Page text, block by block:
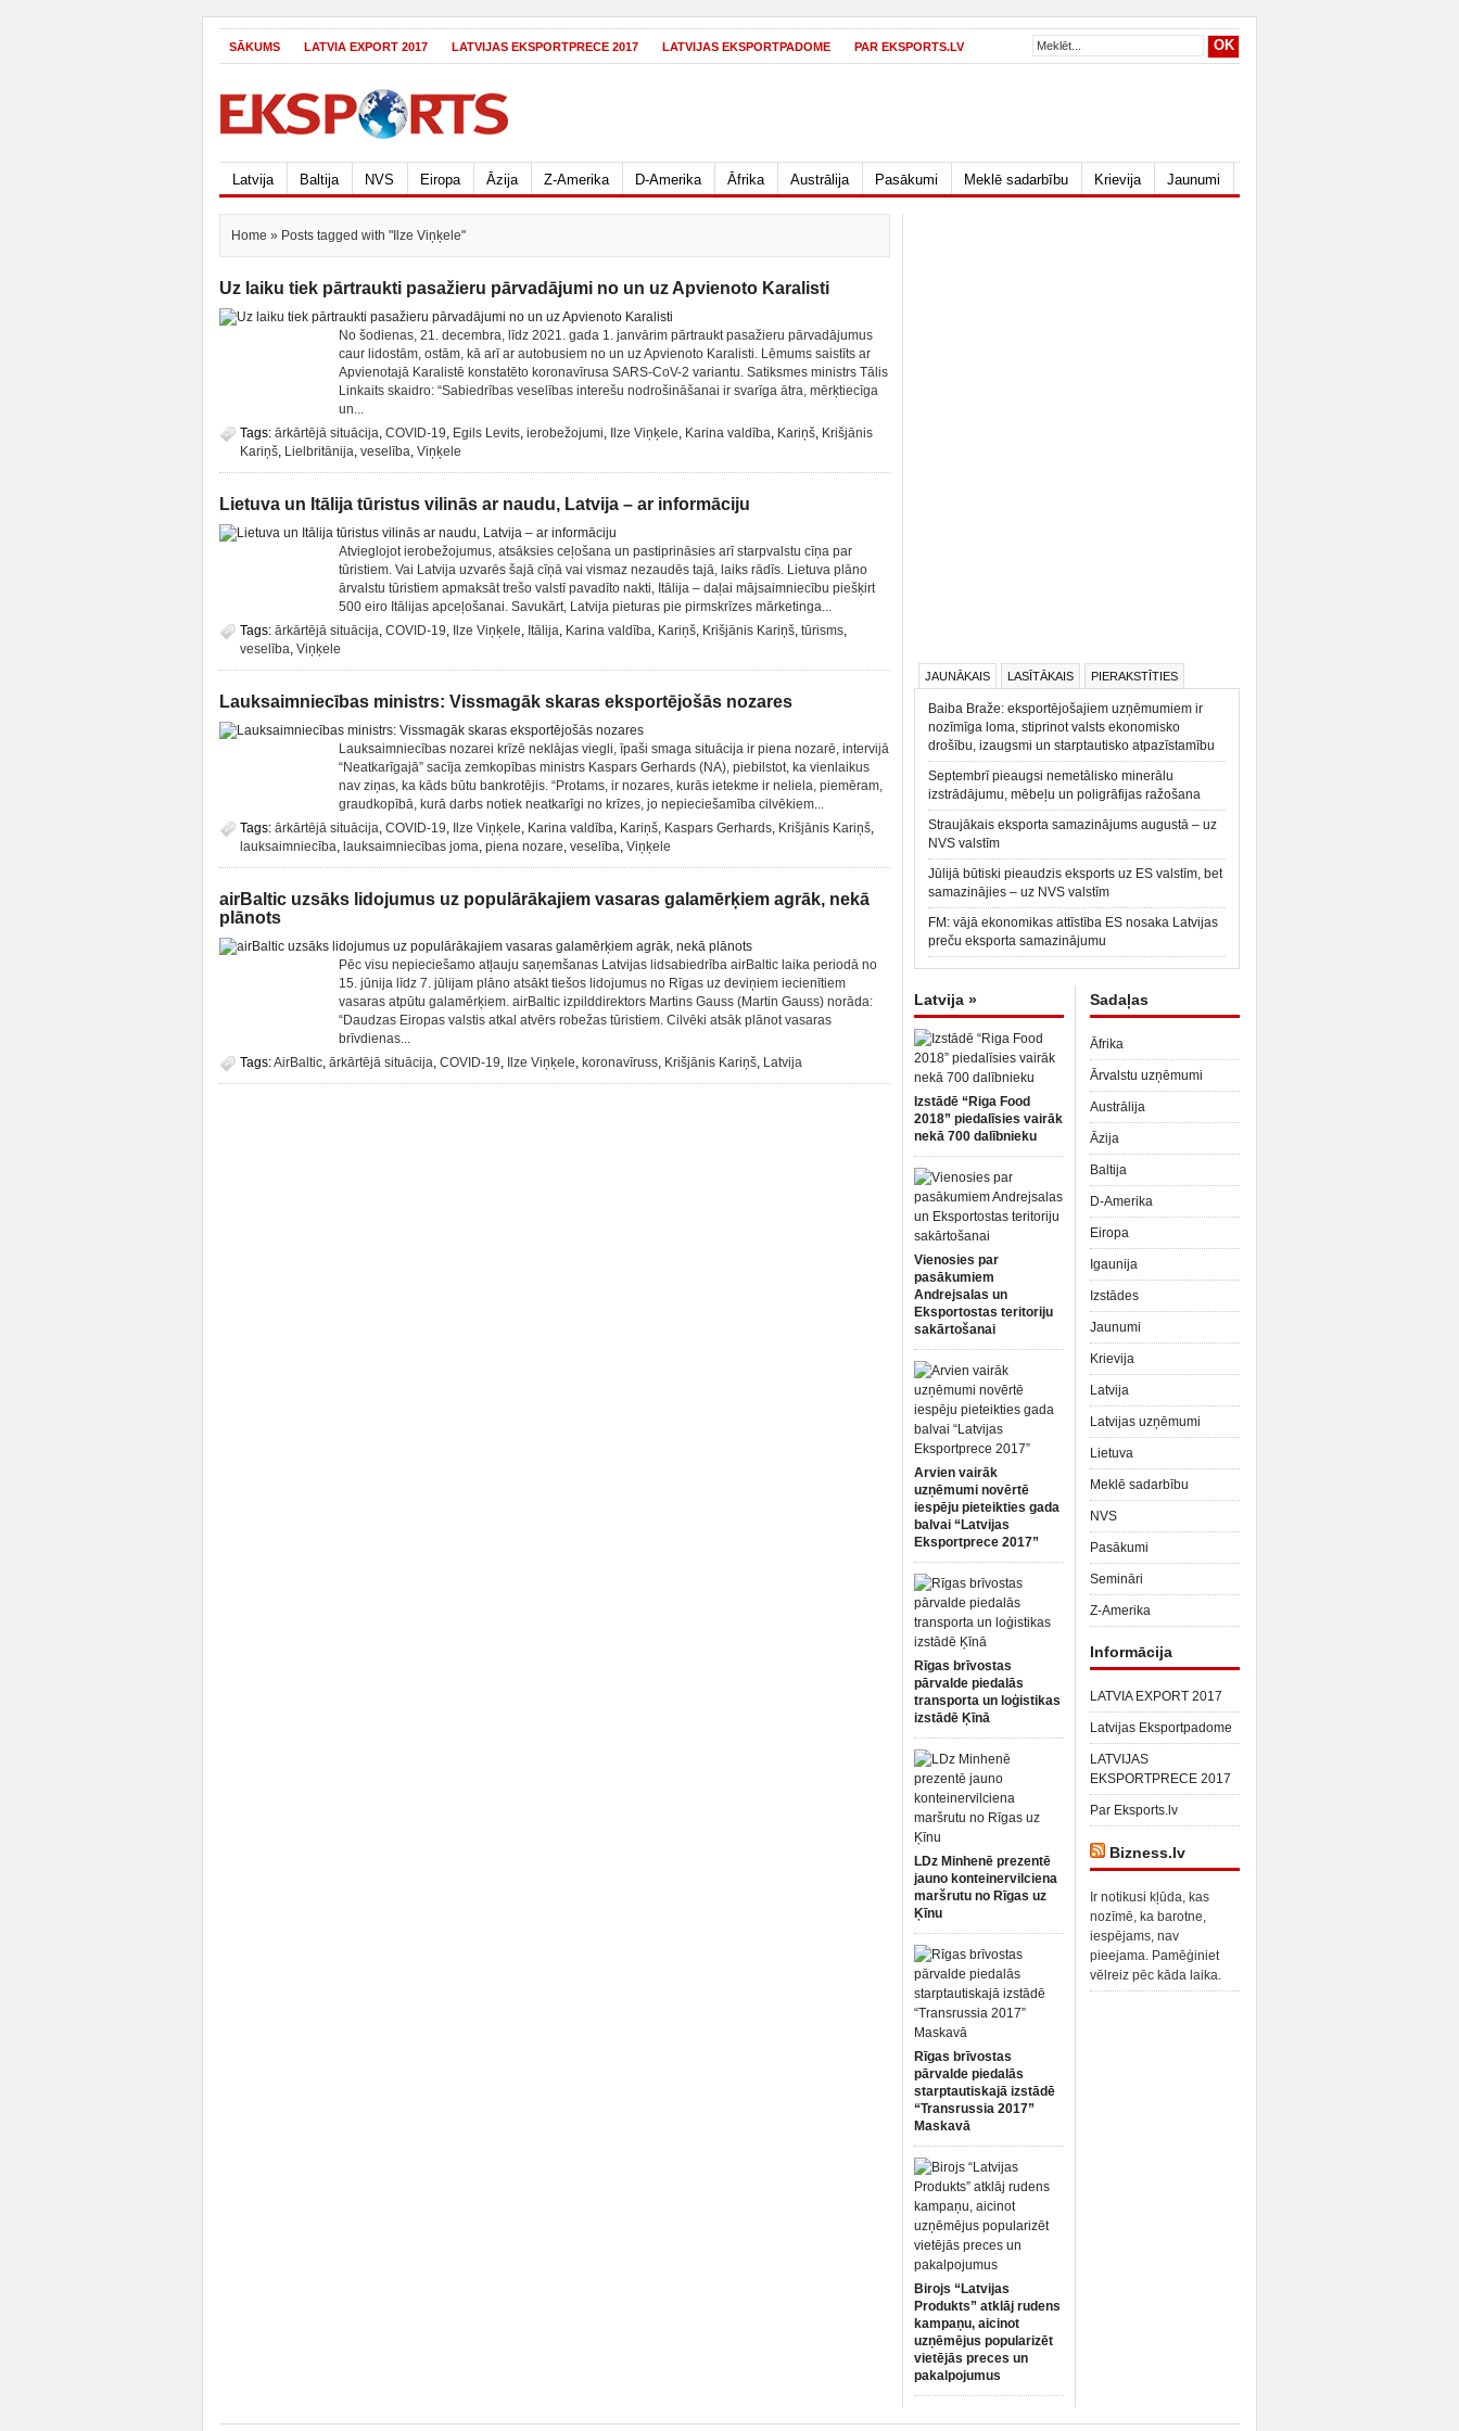
SĀKUMS LATVIA EXPORT 2017 LATVIJAS EKSPORTPRECE 2017 LATVIJAS EKSPORTPADOME PAR EKSPORTS.LV
Latvija Baltija NVS Eiropa Āzija Z-Amerika D-Amerika Āfrika Austrālija Pasākumi Meklē sadarbību Krievija Jaunumi
Home » Posts tagged with "Ilze Viņķele"
Uz laiku tiek pārtraukti pasažieru pārvadājumi no un uz Apvienoto Karalisti
No šodienas, 21. decembra, līdz 2021. gada 1. janvārim pārtraukt pasažieru pārvadājumus
caur lidostām, ostām, kā arī ar autobusiem no un uz Apvienoto Karalisti. Lēmums saistīts ar
Apvienotajā Karalistē konstatēto koronavīrusa SARS-CoV-2 variantu. Satiksmes ministrs Tālis
Linkaits skaidro: “Sabiedrības veselības interešu nodrošināšanai ir svarīga ātra, mērķtiecīga
un...
Tags: ārkārtējā situācija, COVID-19, Egils Levits, ierobežojumi, Ilze Viņķele, Karina valdība, Kariņš, Krišjānis
Kariņš, Lielbritānija, veselība, Viņķele
Lietuva un Itālija tūristus vilinās ar naudu, Latvija – ar informāciju
Atvieglojot ierobežojumus, atsāksies ceļošana un pastiprināsies arī starpvalstu cīņa par
tūristiem. Vai Latvija uzvarēs šajā cīņā vai vismaz nezaudēs tajā, laiks rādīs. Lietuva plāno
ārvalstu tūristiem apmaksāt trešo valstī pavadīto nakti, Itālija – daļai mājsaimniecību piešķirt
500 eiro Itālijas apceļošanai. Savukārt, Latvija pieturas pie pirmskrīzes mārketinga...
Tags: ārkārtējā situācija, COVID-19, Ilze Viņķele, Itālija, Karina valdība, Kariņš, Krišjānis Kariņš, tūrisms,
veselība, Viņķele
Lauksaimniecības ministrs: Vissmagāk skaras eksportējošās nozares
Lauksaimniecības nozarei krīzē neklājas viegli, īpaši smaga situācija ir piena nozarē, intervijā
“Neatkarīgajā” sacīja zemkopības ministrs Kaspars Gerhards (NA), piebilstot, ka vienlaikus
nav ziņas, ka kāds būtu bankrotējis. “Protams, ir nozares, kurās ietekme ir neliela, piemēram,
graudkopībā, kurā darbs notiek neatkarīgi no krīzes, jo nepieciešamība cilvēkiem...
Tags: ārkārtējā situācija, COVID-19, Ilze Viņķele, Karina valdība, Kariņš, Kaspars Gerhards, Krišjānis Kariņš,
lauksaimniecība, lauksaimniecības joma, piena nozare, veselība, Viņķele
airBaltic uzsāks lidojumus uz populārākajiem vasaras galamērķiem agrāk, nekā
plānots
Pēc visu nepieciešamo atļauju saņemšanas Latvijas lidsabiedrība airBaltic laika periodā no
15. jūnija līdz 7. jūlijam plāno atsākt tiešos lidojumus no Rīgas uz deviņiem iecienītiem
vasaras atpūtu galamērķiem. airBaltic izpilddirektors Martins Gauss (Martin Gauss) norāda:
“Daudzas Eiropas valstis atkal atvērs robežas tūristiem. Cilvēki atsāk plānot vasaras
brīvdienas...
Tags:AirBaltic, ārkārtējā situācija, COVID-19, Ilze Viņķele, koronavīruss, Krišjānis Kariņš, Latvija
JAUNĀKAIS LASĪTĀKAIS PIERAKSTĪTIES
Baiba Braže: eksportējošajiem uzņēmumiem ir
nozīmīga loma, stiprinot valsts ekonomisko
drošību, izaugsmi un starptautisko atpazīstamību
Septembrī pieaugsi nemetālisko minerālu
izstrādājumu, mēbeļu un poligrāfijas ražošana
Straujākais eksporta samazinājums augustā – uz
NVS valstīm
Jūlijā būtiski pieaudzis eksports uz ES valstīm, bet
samazinājies – uz NVS valstīm
FM: vājā ekonomikas attīstība ES nosaka Latvijas
preču eksporta samazinājumu
Latvija »
Izstādē “Riga Food
2018” piedalīsies vairāk
nekā 700 dalībnieku
Vienosies par
pasākumiem
Andrejsalas un
Eksportostas teritoriju
sakārtošanai
Arvien vairāk
uzņēmumi novērtē
iespēju pieteikties gada
balvai “Latvijas
Eksportprece 2017”
Rīgas brīvostas
pārvalde piedalās
transporta un loģistikas
izstādē Ķīnā
LDz Minhenē prezentē
jauno konteinervilciena
maršrutu no Rīgas uz
Ķīnu
Rīgas brīvostas
pārvalde piedalās
starptautiskajā izstādē
“Transrussia 2017”
Maskavā
Birojs “Latvijas
Produkts” atklāj rudens
kampaņu, aicinot
uzņēmējus popularizēt
vietējās preces un
pakalpojumus
Sadaļas
Āfrika
Ārvalstu uzņēmumi
Austrālija
Āzija
Baltija
D-Amerika
Eiropa
Igaunija
Izstādes
Jaunumi
Krievija
Latvija
Latvijas uzņēmumi
Lietuva
Meklē sadarbību
NVS
Pasākumi
Semināri
Z-Amerika
Informācija
LATVIA EXPORT 2017
Latvijas Eksportpadome
LATVIJAS
EKSPORTPRECE 2017
Par Eksports.lv
Bizness.lv
Ir notikusi kļūda, kas
nozīmē, ka barotne,
iespējams, nav
pieejama. Pamēģiniet
vēlreiz pēc kāda laika.